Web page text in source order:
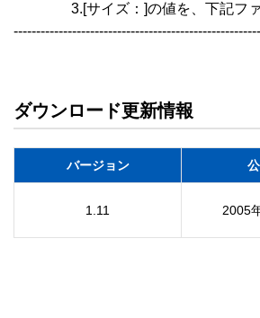
3.[サイズ：]の値を、下記ファ
ダウンロード更新情報
バージョン
1.11 2005